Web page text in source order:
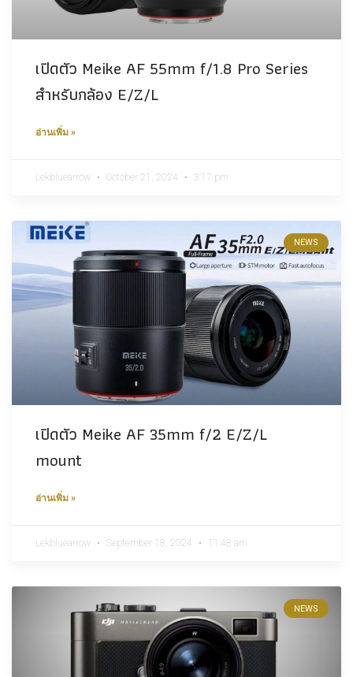
เปิดตัว Meike AF 55mm f/1.8 Pro Series
สำหรับกล้อง E/Z/L
อ่านเพิ่ม »
Lekbluearrow October 21, 2024 3:17 pm
NEWS
เปิดตัว Meike AF 35mm f/2 E/Z/L
mount
อ่านเพิ่ม »
Lekbluearrow September 18, 2024 11:48 am
NEWS